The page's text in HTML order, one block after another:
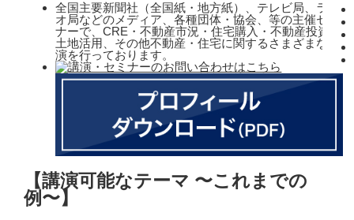
全国主要新聞社（全国紙・地方紙）、テレビ局、ラジ
オ局などのメディア、各種団体・協会、等の主催セミ
ナーで、CRE・不動産市況・住宅購入・不動産投資・
土地活用、その他不動産・住宅に関するさまざまな講
演を行っております。
【講演可能なテーマ 〜これまでの
例〜】